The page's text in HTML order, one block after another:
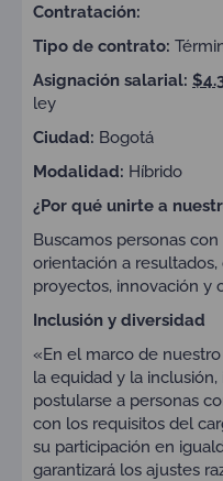
Contratación:
Tipo de contrato: T
Asignación salarial:
ley
Ciudad: Bogotá
Modalidad: Híbrido
¿Por qué unirte a
Buscamos personas
orientación a
proyectos, innovación y
Inclusión y diversidad
«En el marco de
la equidad y la
postularse a personas
con los requisitos del
su participación en
garantizará los ajustes